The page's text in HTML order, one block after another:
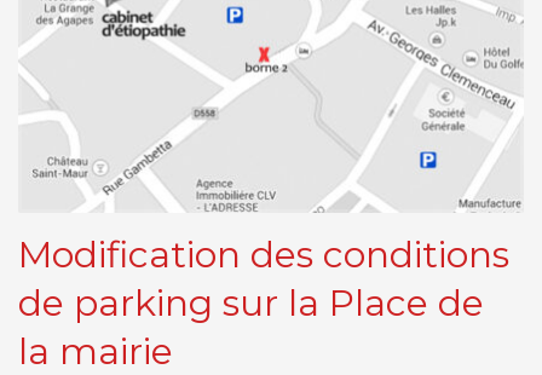
Modification des conditions
de parking sur la Place de
la mairie